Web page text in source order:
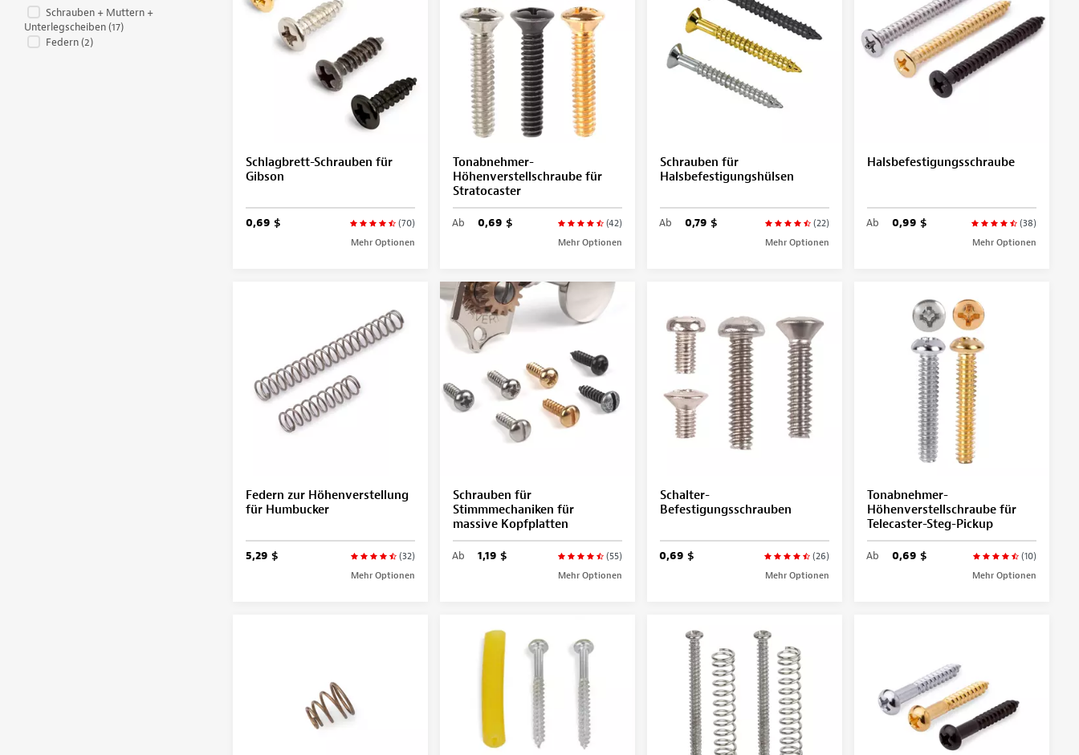
Schrauben + Muttern +
Unterlegscheiben(17)
Federn(2)
Schlagbrett-Schrauben für
Gibson
(70)
0,69 $
Mehr Optionen
Tonabnehmer-
Höhenverstellschraube für
Stratocaster
(42)
Ab 0,69 $
Mehr Optionen
Schrauben für
Halsbefestigungshülsen
(22)
Ab 0,79 $
Mehr Optionen
Halsbefestigungsschraube
(38)
Ab 0,99 $
Mehr Optionen
Federn zur Höhenverstellung
für Humbucker
(32)
5,29 $
Mehr Optionen
Schrauben für
Stimmmechaniken für
massive Kopfplatten
(55)
Ab 1,19 $
Mehr Optionen
Schalter-
Befestigungsschrauben
(26)
0,69 $
Mehr Optionen
Tonabnehmer-
Höhenverstellschraube für
Telecaster-Steg-Pickup
(10)
Ab 0,69 $
Mehr Optionen